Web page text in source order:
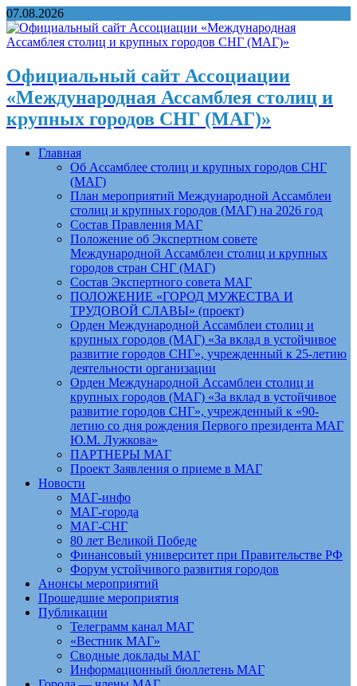
07.08.2026
Официальный сайт Ассоциации
«Международная Ассамблея столиц и
крупных городов СНГ (МАГ)»
Главная
Об Ассамблее столиц и крупных городов СНГ
(МАГ)
План мероприятий Международной Ассамблеи
столиц и крупных городов (МАГ) на 2026 год
Состав Правления МАГ
Положение об Экспертном совете
Международной Ассамблеи столиц и крупных
городов стран СНГ (МАГ)
Состав Экспертного совета МАГ
ПОЛОЖЕНИЕ «ГОРОД МУЖЕСТВА И
ТРУДОВОЙ СЛАВЫ» (проект)
Орден Международной Ассамблеи столиц и
крупных городов (МАГ) «За вклад в устойчивое
развитие городов СНГ», учрежденный к 25-летию
деятельности организации
Орден Международной Ассамблеи столиц и
крупных городов (МАГ) «За вклад в устойчивое
развитие городов СНГ», учрежденный к «90-
летию со дня рождения Первого президента МАГ
Ю.М. Лужкова»
ПАРТНЕРЫ МАГ
Проект Заявления о приеме в МАГ
Новости
МАГ-инфо
МАГ-города
МАГ-СНГ
80 лет Великой Победе
Финансовый университет при Правительстве РФ
Форум устойчивого развития городов
Анонсы мероприятий
Прошедшие мероприятия
Публикации
Телеграмм канал МАГ
«Вестник МАГ»
Сводные доклады МАГ
Информационный бюллетень МАГ